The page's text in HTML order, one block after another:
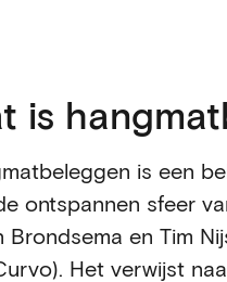
is
is een
ontspannen sfeer
Brondsema en Tim
Het verwijst